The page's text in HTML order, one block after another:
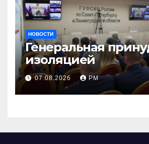
НОВОСТИ
Генеральная
изоляцией
07.08.2026 РМ